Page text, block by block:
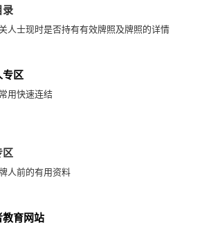
录
人士现时是否持有有效牌照及牌照的详情
专区
用快速连结
区
人前的有用资料
育网站